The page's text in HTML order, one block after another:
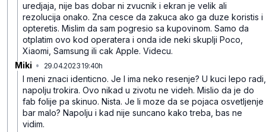
uredjaja, nije bas dobar ni zvucnik i ekran je velik ali
rezolucija onako. Zna cesce da zakuca ako ga duze koristis i
opteretis. Mislim da sam pogresio sa kupovinom. Samo da
otplatim ovo kod operatera i onda ide neki skuplji Poco,
Xiaomi, Samsung ili cak Apple. Videcu.
Miki • 29.04.2023 19:40h
I meni znaci identicno. Je l ima neko resenje? U kuci lepo radi,
napolju trokira. Ovo nikad u zivotu ne videh. Mislio da je do
fab folije pa skinuo. Nista. Je li moze da se pojaca osvetljenje
bar malo? Napolju i kad nije suncano kako treba, bas ne
vidim.